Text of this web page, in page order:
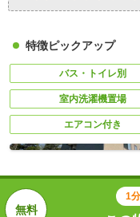
特徴ピックアップ
バス・トイレ別
室内洗濯機置場
エアコン付き
1